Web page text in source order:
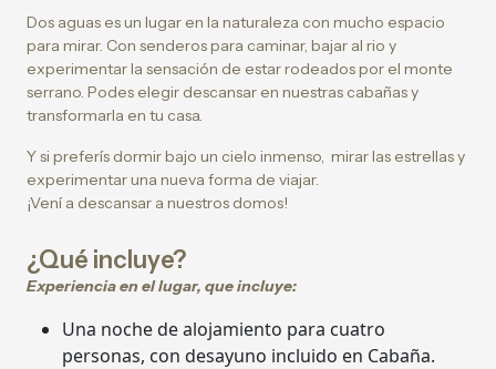
Dos aguas es un lugar en la naturaleza con mucho espacio
para mirar. Con senderos para caminar, bajar al rio y
experimentar la sensación de estar rodeados por el monte
serrano. Podes elegir descansar en nuestras cabañas y
transformarla en tu casa.
Y si preferís dormir bajo un cielo inmenso, mirar las estrellas y
experimentar una nueva forma de viajar.
¡Vení a descansar a nuestros domos!
¿Qué incluye?
Experiencia en el lugar, que incluye:
Una noche de alojamiento para cuatro
personas, con desayuno incluido en Cabaña.